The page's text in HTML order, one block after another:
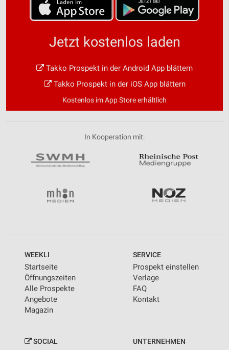
Jetzt kostenlos laden
Takko Prospekt in der Android App blättern
Takko Prospekt in der iOS App blättern
Kostenlos im App Store erhältlich
In Kooperation mit:
WEEKLI
Startseite
Öffnungszeiten
Alle Prospekte
Angebote
Magazin
SERVICE
Prospekt einstellen
Verlage
FAQ
Kontakt
SOCIAL UNTERNEHMEN